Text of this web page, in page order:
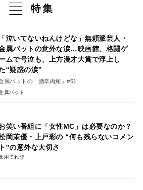
特集
「泣いてないねんけどな」無頼派芸人・
属バットの意外な涙…映画館、格闘ゲ
ムで号泣も、上方漫才大賞で浮上し
“疑惑の涙”
属バットの「酒辛肉鮪」#61
属バット
笑い番組に「女性MC」は必要なのか？
岡茉優・上戸彩の “何も残らないコメン
ト”の意外な大切さ
用てれび